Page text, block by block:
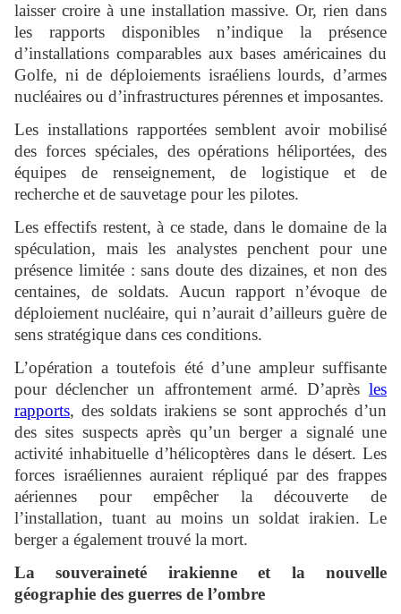
laisser croire à une installation massive. Or, rien dans
les rapports disponibles n’indique la présence
d’installations comparables aux bases américaines du
Golfe, ni de déploiements israéliens lourds, d’armes
nucléaires ou d’infrastructures pérennes et imposantes.
Les installations rapportées semblent avoir mobilisé
des forces spéciales, des opérations héliportées, des
équipes de renseignement, de logistique et de
recherche et de sauvetage pour les pilotes.
Les effectifs restent, à ce stade, dans le domaine de la
spéculation, mais les analystes penchent pour une
présence limitée : sans doute des dizaines, et non des
centaines, de soldats. Aucun rapport n’évoque de
déploiement nucléaire, qui n’aurait d’ailleurs guère de
sens stratégique dans ces conditions.
L’opération a toutefois été d’une ampleur suffisante
pour déclencher un affrontement armé. D’après les
rapports, des soldats irakiens se sont approchés d’un
des sites suspects après qu’un berger a signalé une
activité inhabituelle d’hélicoptères dans le désert. Les
forces israéliennes auraient répliqué par des frappes
aériennes pour empêcher la découverte de
l’installation, tuant au moins un soldat irakien. Le
berger a également trouvé la mort.
La souveraineté irakienne et la nouvelle
géographie des guerres de l’ombre